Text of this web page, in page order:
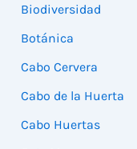
Biodiversidad
Botánica
Cabo Cervera
Cabo de la Huerta
Cabo Huertas